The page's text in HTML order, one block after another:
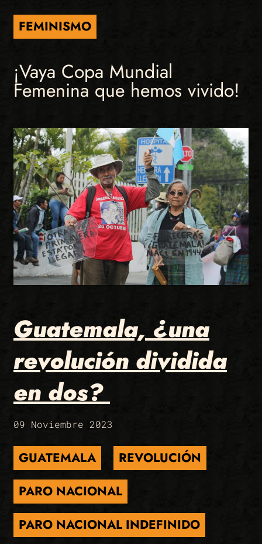
FEMINISMO
¡Vaya Copa Mundial
Femenina que hemos vivido!
Guatemala, ¿una
revolución dividida
en dos?
09 Noviembre 2023
GUATEMALA
REVOLUCIÓN
PARO NACIONAL
PARO NACIONAL INDEFINIDO